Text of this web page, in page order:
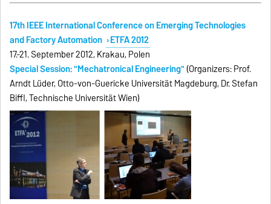
17th IEEE International Conference on Emerging Technologies
and Factory Automation ETFA 2012
17.-21. September 2012, Krakau, Polen
Special Session: "Mechatronical Engineering"(Organizers: Prof.
Arndt Lüder, Otto-von-Guericke Universität Magdeburg, Dr. Stefan
Biffl, Technische Universität Wien)